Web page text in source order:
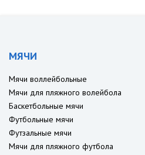
МЯЧИ
Мячи воллейбольные
Мячи для пляжного волейбола
Баскетбольные мячи
Футбольные мячи
Футзальные мячи
Мячи для пляжного футбола